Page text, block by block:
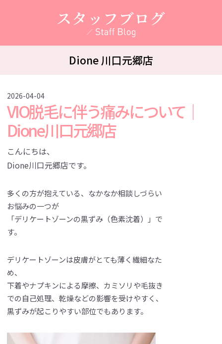
スタッフブログ
Dione 川口元郷店
2026-04-04
VIO脱毛に伴う痛みについて｜
Dione川口元郷店
こんにちは、
Dione川口元郷店です。
多くの方が抱えている、なかなか相談しづらい
お悩みの一つが
「デリケートゾーンの黒ずみ（色素沈着）」で
す。
デリケートゾーンは皮膚がとても薄く繊細なた
め、
下着やナプキンによる摩擦、カミソリや毛抜き
での自己処理、乾燥などの影響を受けやすく、
黒ずみが起こりやすい部位でもあります。